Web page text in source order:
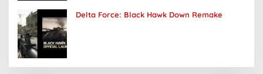
Delta Force: Black Hawk Down Remake